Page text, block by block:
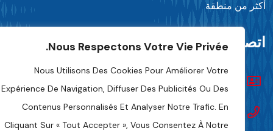
Nous Respectons Votre Vie Privée.
Nous Utilisons Des Cookies Pour Améliorer Votre
Expérience De Navigation, Diffuser Des Publicités Ou Des
Contenus Personnalisés Et Analyser Notre Trafic. En
Cliquant Sur « Tout Accepter », Vous Consentez À Notre
من منطقة
بنا
تواصل معنا
+216 70 241 500